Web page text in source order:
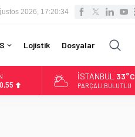
2026, 17:20:35
Lojistik Dosyalar
İSTANBUL 33°C
PARÇALI BULUTLU